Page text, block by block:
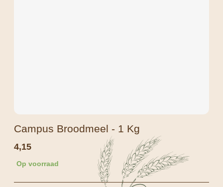
Campus Broodmeel - 1 Kg
4,15
Op voorraad